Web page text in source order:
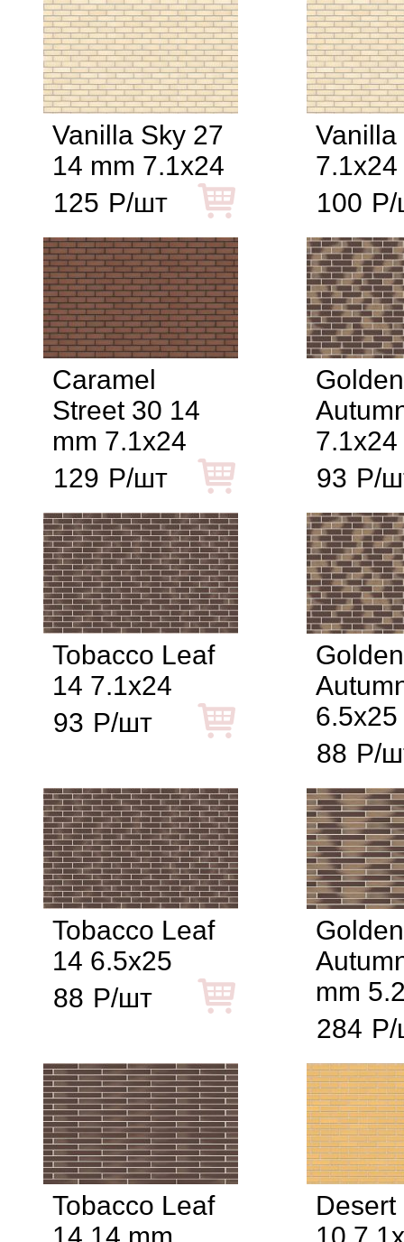
Vanilla Sky 27
14 mm 7.1x24
125 Р/шт
Vanilla
7.1x24
100 Р/
Caramel
Street 30 14
mm 7.1x24
129 Р/шт
Golden
7.1x24
93 Р/
Tobacco Leaf
14 7.1x24
93 Р/шт
Golden
6.5x25
88 Р/
Tobacco Leaf
14 6.5x25
88 Р/шт
Golden
mm
284 Р/
Tobacco Leaf
14 14 mm
Desert
10